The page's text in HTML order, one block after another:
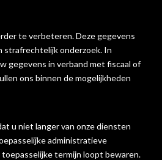
te verbeteren. Deze gegevens
strafrechtelijk onderzoek. In
gegevens in verband met fiscaal of
ons binnen de mogelijkheden
u niet langer van onze diensten
administratieve
termijn loopt bewaren.